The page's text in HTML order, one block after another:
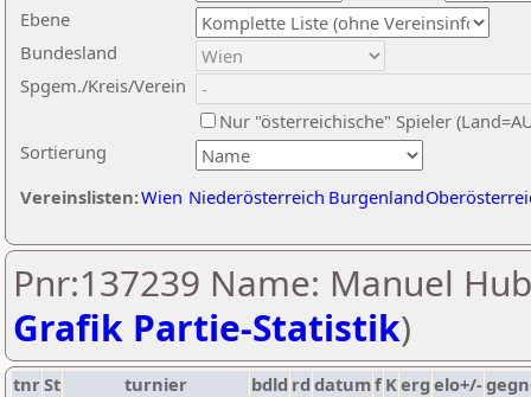
Ebene
Sortierung
Bundesland
Spgem./Kreis/Verein
Nur "österreichische" Spieler
Vereinslisten:Wien Niederösterreich Burgenland
Pnr:137239 Name: Manuel
Grafik Partie-Statistik)
tnrSt turnier bdld rd datumf Kerg elo+/-